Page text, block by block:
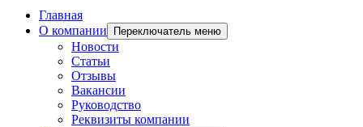
Главная
О компании
Переключатель меню
Новости
Статьи
Отзывы
Вакансии
Руководство
Реквизиты компании